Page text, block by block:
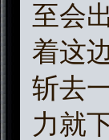
至会
着这
斩去
力就